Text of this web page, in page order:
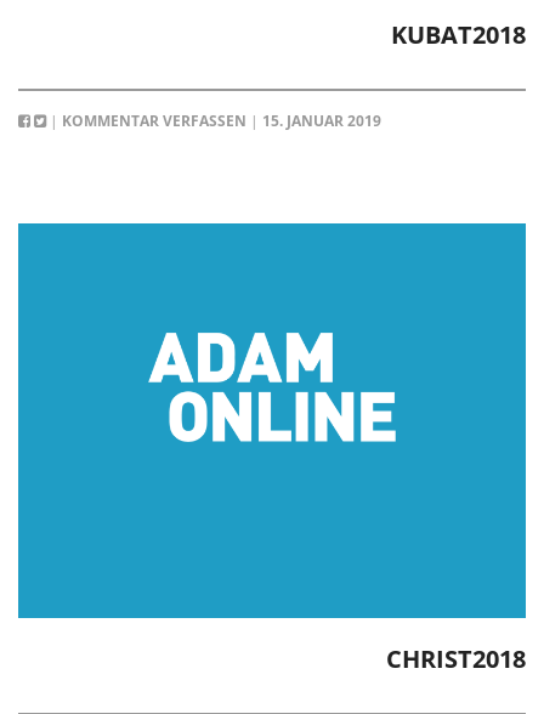
KUBAT2018
| KOMMENTAR VERFASSEN | 15. JANUAR 2019
CHRIST2018